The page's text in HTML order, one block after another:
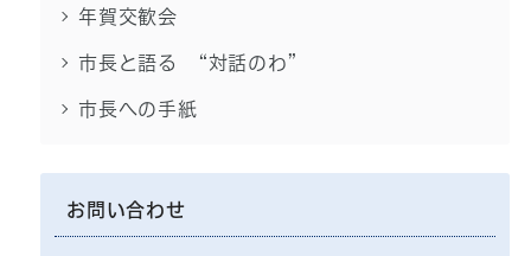
年賀交歓会
市長と語る “対話のわ”
市長への手紙
お問い合わせ